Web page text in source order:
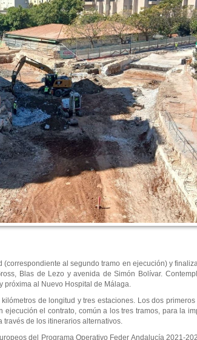
al segundo tramo en ejecución) y
Blas de Lezo y avenida de Simón Bolívar.
próxima al Nuevo Hospital de Málaga.
de longitud y tres estaciones. Los dos
el contrato, común a los tres tramos, para la
de los itinerarios alternativos.
del Programa Operativo Feder Andalucía 2021-